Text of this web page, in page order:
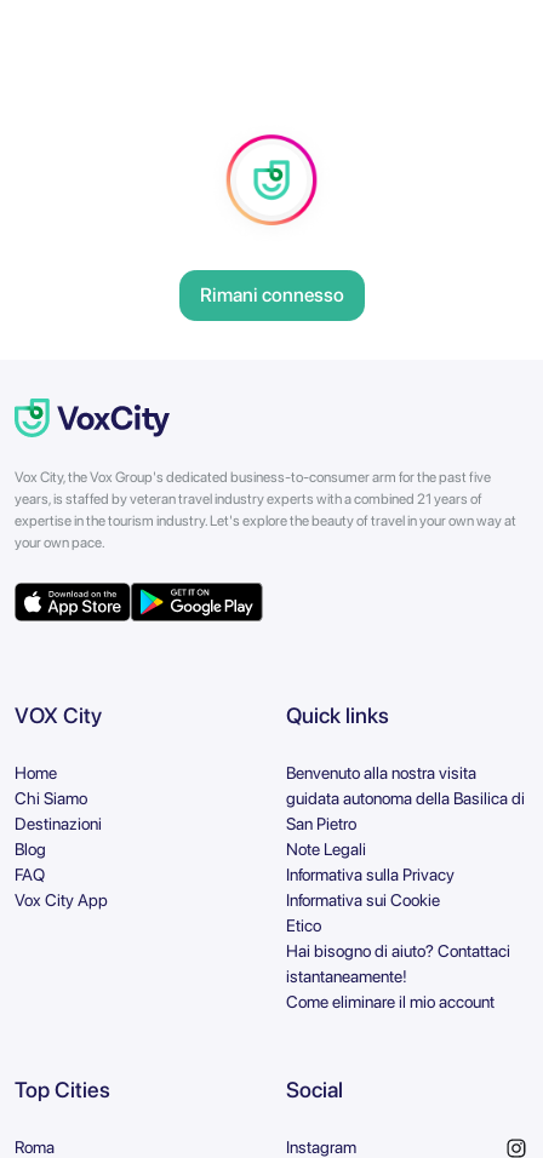
Rimani connesso
Vox City, the Vox Group's dedicated business-to-consumer arm for the past five
years, is staffed by veteran travel industry experts with a combined 21 years of
expertise in the tourism industry. Let's explore the beauty of travel in your own way at
your own pace.
VOX City
Home
Chi Siamo
Destinazioni
Blog
FAQ
Vox City App
Quick links
Benvenuto alla nostra visita
guidata autonoma della Basilica di
San Pietro
Note Legali
Informativa sulla Privacy
Informativa sui Cookie
Etico
Hai bisogno di aiuto? Contattaci
istantaneamente!
Come eliminare il mio account
Top Cities
Roma
Social
Instagram